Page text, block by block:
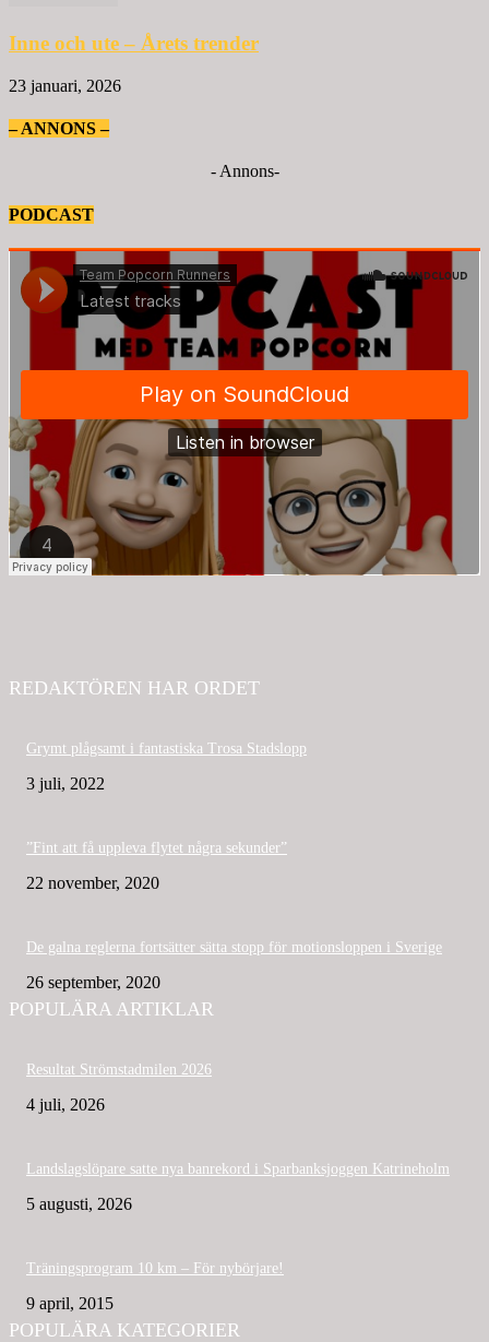
Inne och ute – Årets trender
23 januari, 2026
– ANNONS –
- Annons-
PODCAST
REDAKTÖREN HAR ORDET
Grymt plågsamt i fantastiska Trosa Stadslopp
3 juli, 2022
”Fint att få uppleva flytet några sekunder”
22 november, 2020
De galna reglerna fortsätter sätta stopp för motionsloppen i Sverige
26 september, 2020
POPULÄRA ARTIKLAR
Resultat Strömstadmilen 2026
4 juli, 2026
Landslagslöpare satte nya banrekord i Sparbanksjoggen Katrineholm
5 augusti, 2026
Träningsprogram 10 km – För nybörjare!
9 april, 2015
POPULÄRA KATEGORIER